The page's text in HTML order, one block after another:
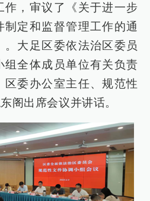
作，审议了《关于进一步
制定和监督管理工作的通
大足区委依法治区委员
组全体成员单位有关负责
区委办公室主任、规范性
阁出席会议并讲话。